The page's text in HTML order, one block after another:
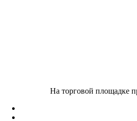
На торговой площадке